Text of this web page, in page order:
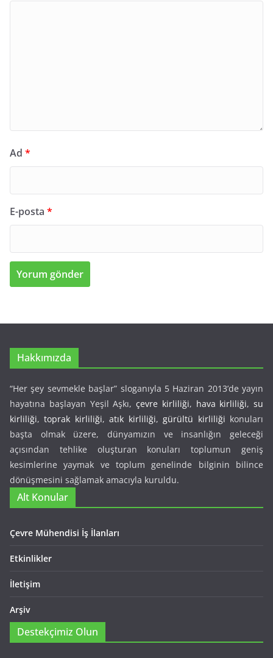
Ad *
E-posta *
Hakkımızda
“Her şey sevmekle başlar” sloganıyla 5 Haziran 2013’de yayın
hayatına başlayan Yeşil Aşkı, çevre kirliliği, hava kirliliği, su
kirliliği,toprak kirliliği,atık kirliliği,gürültü kirliliği konuları
başta olmak üzere, dünyamızın ve insanlığın geleceği
açısından tehlike oluşturan konuları toplumun geniş
kesimlerine yaymak ve toplum genelinde bilginin bilince
dönüşmesini sağlamak amacıyla kuruldu.
Alt Konular
Çevre Mühendisi İş İlanları
Etkinlikler
İletişim
Arşiv
Destekçimiz Olun